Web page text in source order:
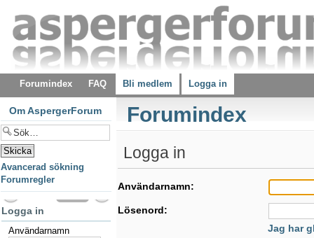
Forumindex FAQ Bli medlem Logga in
Forumindex
Logga in
Användarnamn:
Lösenord:
Jag har
Om AspergerForum
Avancerad sökning
Forumregler
Logga in
Användarnamn